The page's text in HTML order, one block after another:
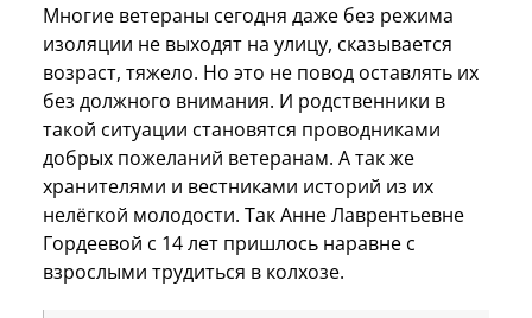
Многие ветераны сегодня даже без режима
изоляции не выходят на улицу, сказывается
возраст, тяжело. Но это не повод оставлять их
без должного внимания. И родственники в
такой ситуации становятся проводниками
добрых пожеланий ветеранам. А так же
хранителями и вестниками историй из их
нелёгкой молодости. Так Анне Лаврентьевне
Гордеевой с 14 лет пришлось наравне с
взрослыми трудиться в колхозе.